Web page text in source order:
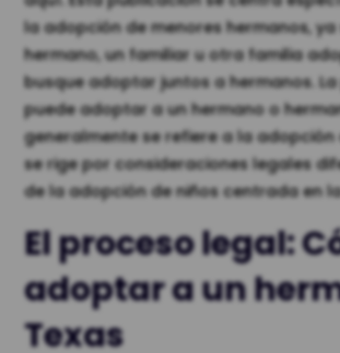
la adopción de menores hermanos,
hermano, un familiar u otra familia
busque adoptar juntos a hermanos. La
puede adoptar a un hermano o
generalmente se refiere a la
se rige por consideraciones legales
de la adopción de niños centrada en
El proceso legal:
adoptar a un
Texas